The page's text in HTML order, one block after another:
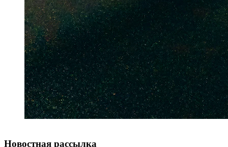
Новостная рассылка